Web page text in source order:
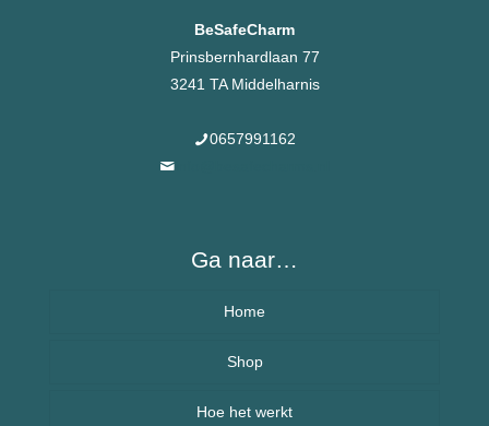
BeSafeCharm
Prinsbernhardlaan 77
3241 TA Middelharnis
0657991162
Ga naar…
Home
Over BeSafeCharm – ons verhaal
Shop
Armbanden
Hoe het werkt